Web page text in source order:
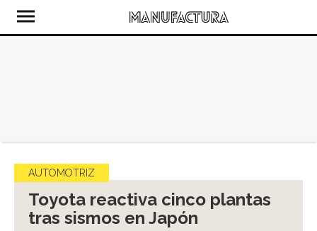
AUTOMOTRIZ
Toyota reactiva cinco plantas
tras sismos en Japón